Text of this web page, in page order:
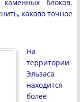
блоков.
каково точное
На
территории
Эльзаса
находится
более